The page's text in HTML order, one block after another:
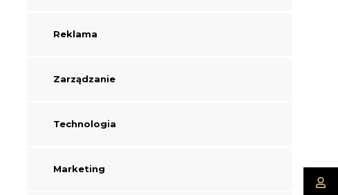
Reklama
Zarządzanie
Technologia
Marketing